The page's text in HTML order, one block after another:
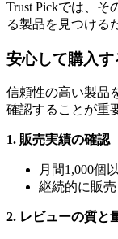
Trust Pickでは、そ
る製品を見つける
安心して購入
信頼性の高い製品
確認することが重
1. 販売実績の確認
月間1,000個
継続的に販
2. レビューの質と